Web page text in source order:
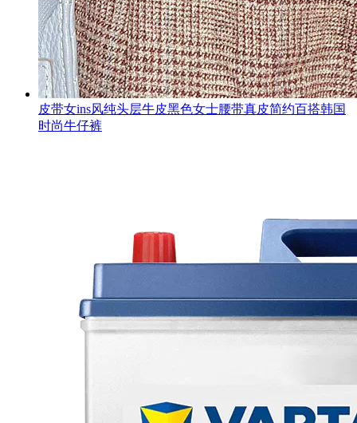
皮带女ins风纯头层牛皮黑色女士腰带真皮简约百搭韩国
时尚牛仔裤